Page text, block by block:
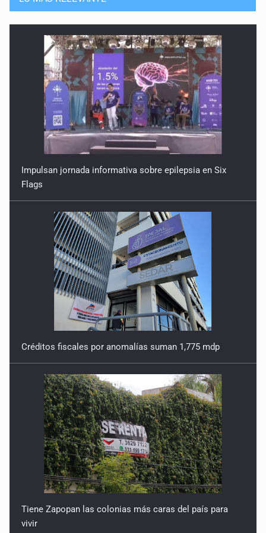
Impulsan jornada informativa sobre epilepsia en Six
Flags
Créditos fiscales por anomalías suman 1,775 mdp
Tiene Zapopan las colonias más caras del país para
vivir